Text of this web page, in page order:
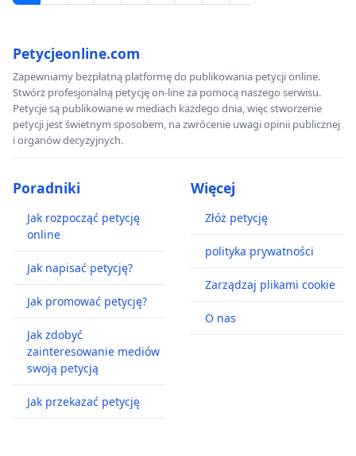
Petycjeonline.com
Zapewniamy bezpłatną platformę do publikowania petycji online.
Stwórz profesjonalną petycję on-line za pomocą naszego serwisu.
Petycje są publikowane w mediach każdego dnia, więc stworzenie
petycji jest świetnym sposobem, na zwrócenie uwagi opinii publicznej
i organów decyzyjnych.
Poradniki
Jak rozpocząć petycję
online
Jak napisać petycję?
Jak promować petycję?
Jak zdobyć
zainteresowanie mediów
swoją petycją
Jak przekazać petycję
Więcej
Złóż petycję
polityka prywatności
Zarządzaj plikami cookie
O nas